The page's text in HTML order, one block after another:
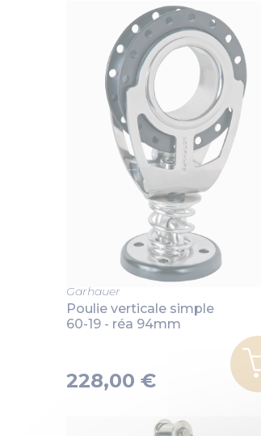
Garhauer
Poulie verticale simple
60-19 - réa 94mm
228,00 €